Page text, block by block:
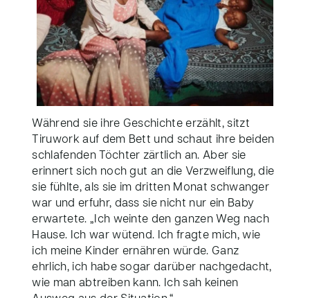
Während sie ihre Geschichte erzählt, sitzt
Tiruwork auf dem Bett und schaut ihre beiden
schlafenden Töchter zärtlich an. Aber sie
erinnert sich noch gut an die Verzweiflung, die
sie fühlte, als sie im dritten Monat schwanger
war und erfuhr, dass sie nicht nur ein Baby
erwartete. „Ich weinte den ganzen Weg nach
Hause. Ich war wütend. Ich fragte mich, wie
ich meine Kinder ernähren würde. Ganz
ehrlich, ich habe sogar darüber nachgedacht,
wie man abtreiben kann. Ich sah keinen